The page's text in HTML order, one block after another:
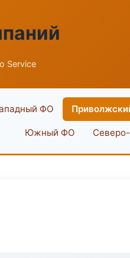
Service
ФО
Южный ФО